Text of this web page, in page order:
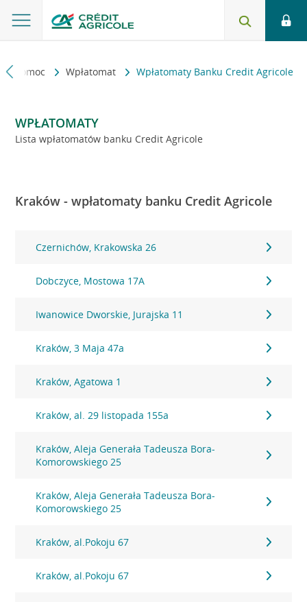
i pomoc Wpłatomat Wpłatomaty Banku Credit Agricole
WPŁATOMATY
Lista wpłatomatów banku Credit Agricole
Kraków - wpłatomaty banku Credit Agricole
Czernichów, Krakowska 26
Dobczyce, Mostowa 17A
Iwanowice Dworskie, Jurajska 11
Kraków, 3 Maja 47a
Kraków, Agatowa 1
Kraków, al. 29 listopada 155a
Kraków, Aleja Generała Tadeusza Bora-
Komorowskiego 25
Kraków, Aleja Generała Tadeusza Bora-
Komorowskiego 25
Kraków, al.Pokoju 67
Kraków, al.Pokoju 67